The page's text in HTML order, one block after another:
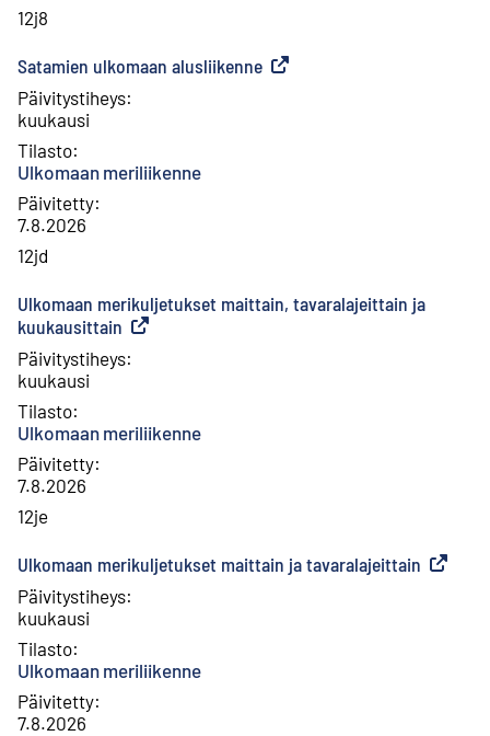
12j8
Satamien ulkomaan alusliikenne Ulkoinen linkki
Päivitystiheys:
kuukausi
Tilasto:
Ulkomaan meriliikenne
Päivitetty:
7.8.2026
12jd
Ulkomaan merikuljetukset maittain, tavaralajeittain ja
kuukausittain Ulkoinen linkki
Päivitystiheys:
kuukausi
Tilasto:
Ulkomaan meriliikenne
Päivitetty:
7.8.2026
12je
Ulkomaan merikuljetukset maittain ja tavaralajeittain
Päivitystiheys:
kuukausi
Tilasto:
Ulkomaan meriliikenne
Päivitetty:
7.8.2026